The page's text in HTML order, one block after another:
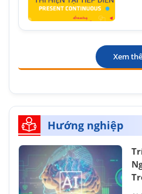
Xem
Hướng nghiệp